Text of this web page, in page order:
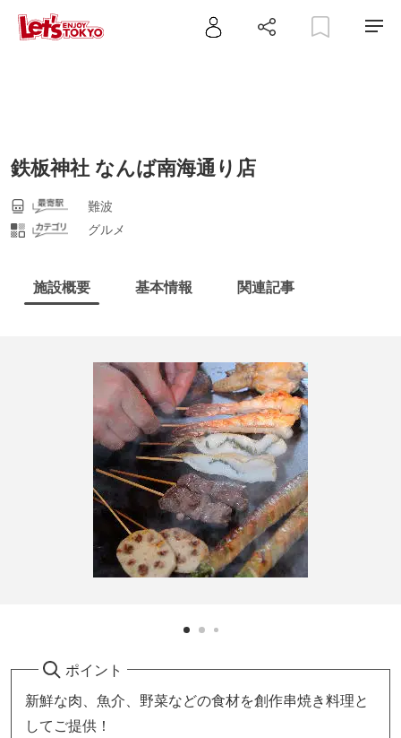
鉄板神社 なんば南海通り店
難波
グルメ
施設概要 基本情報 関連記事
ポイント
新鮮な肉、魚介、野菜などの食材を創作串焼き料理と
してご提供！